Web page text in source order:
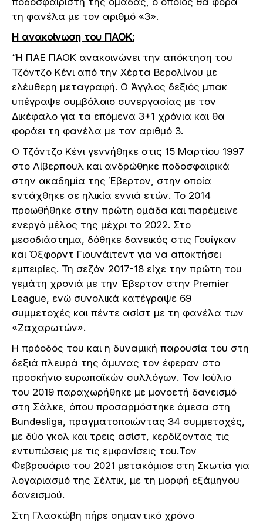
τη φανέλα με τον αριθμό «3».
Η ανακοίνωση του ΠΑΟΚ:
“Η ΠΑΕ ΠΑΟΚ ανακοινώνει την απόκτηση του
Τζόντζο Κένι από την Χέρτα Βερολίνου με
ελέυθερη μεταγραφή. Ο Άγγλος δεξιός μπακ
υπέγραψε συμβόλαιο συνεργασίας με τον
Δικέφαλο για τα επόμενα 3+1 χρόνια και θα
φοράει τη φανέλα με τον αριθμό 3.
Ο Τζόντζο Κένι γεννήθηκε στις 15 Μαρτίου 1997
στο Λίβερπουλ και ανδρώθηκε ποδοσφαιρικά
στην ακαδημία της Έβερτον, στην οποία
εντάχθηκε σε ηλικία εννιά ετών. Το 2014
προωθήθηκε στην πρώτη ομάδα και παρέμεινε
ενεργό μέλος της μέχρι το 2022. Στο
μεσοδιάστημα, δόθηκε δανεικός στις Γουίγκαν
και Όξφορντ Γιουνάιτεντ για να αποκτήσει
εμπειρίες. Τη σεζόν 2017-18 είχε την πρώτη του
γεμάτη χρονιά με την Έβερτον στην Premier
League, ενώ συνολικά κατέγραψε 69
συμμετοχές και πέντε ασίστ με τη φανέλα των
«Ζαχαρωτών».
Η πρόοδός του και η δυναμική παρουσία του στη
δεξιά πλευρά της άμυνας τον έφεραν στο
προσκήνιο ευρωπαϊκών συλλόγων. Τον Ιούλιο
του 2019 παραχωρήθηκε με μονοετή δανεισμό
στη Σάλκε, όπου προσαρμόστηκε άμεσα στη
Bundesliga, πραγματοποιώντας 34 συμμετοχές,
με δύο γκολ και τρεις ασίστ, κερδίζοντας τις
εντυπώσεις με τις εμφανίσεις του.Τον
Φεβρουάριο του 2021 μετακόμισε στη Σκωτία για
λογαριασμό της Σέλτικ, με τη μορφή εξάμηνου
δανεισμού.
Στη Γλασκώβη πήρε σημαντικό χρόνο